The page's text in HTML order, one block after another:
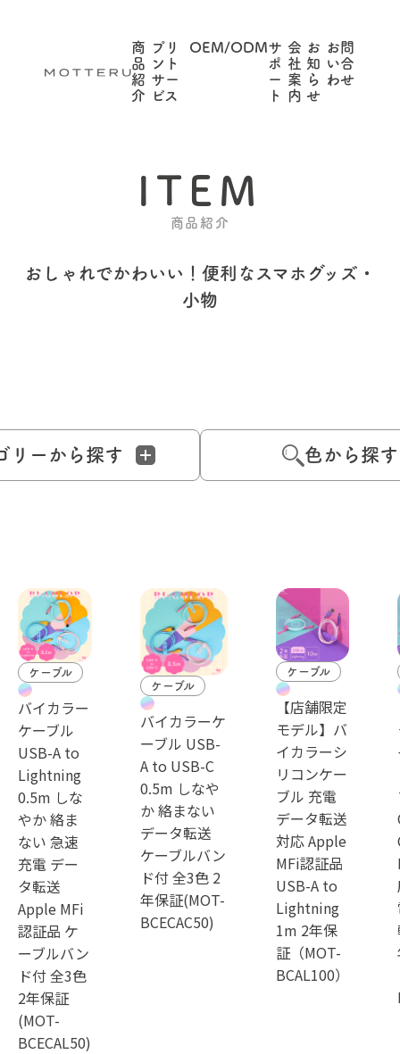
商
品
紹
介
プリ
ント
サー
ビス
OEM/ODMサ
ポ
ー
ト
会
社
案
内
お
知
ら
せ
お問
い合
わせ
ITEM
商品紹介
おしゃれでかわいい！ 便利なスマホグッズ・
小物
リーから探す 色から探す
ケーブル
バイカラー
ケーブル
USB-A to
Lightning
0.5m しな
やか 絡ま
ない 急速
充電 デー
タ転送
Apple MFi
認証品 ケ
ーブルバン
ド付 全3色
2年保証
(MOT-
BCECAL50)
ケーブル
バイカラーケ
ーブル USB-
A to USB-C
0.5m しなや
か 絡まない
データ転送
ケーブルバン
ド付 全3色 2
年保証(MOT-
BCECAC50)
ケーブル
【店舗限定
モデル】バ
イカラーシ
リコンケー
ブル 充電
データ転送
対応 Apple
MFi認証品
USB-A to
Lightning
1m 2年保
証（MOT-
BCAL100）